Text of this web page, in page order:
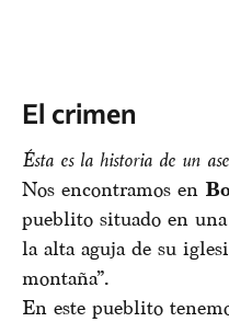
El crimen
Ésta es la historia de un
Nos encontramos en
pueblito situado en
la alta aguja de su
montaña”.
En este pueblito